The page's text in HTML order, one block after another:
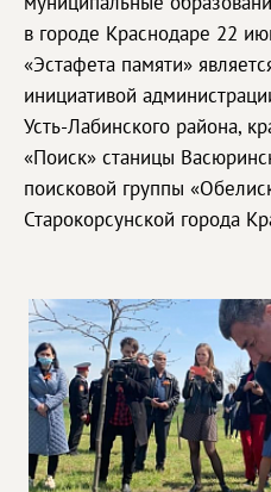
в городе Краснодаре 22
«Эстафета памяти»
инициативой
Усть-Лабинского района,
«Поиск» станицы
поисковой группы
Старокорсунской города